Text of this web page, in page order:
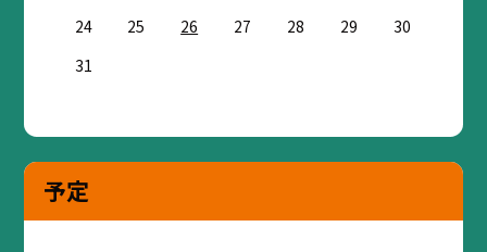
24
25 26 27 28 29
30
31
予定